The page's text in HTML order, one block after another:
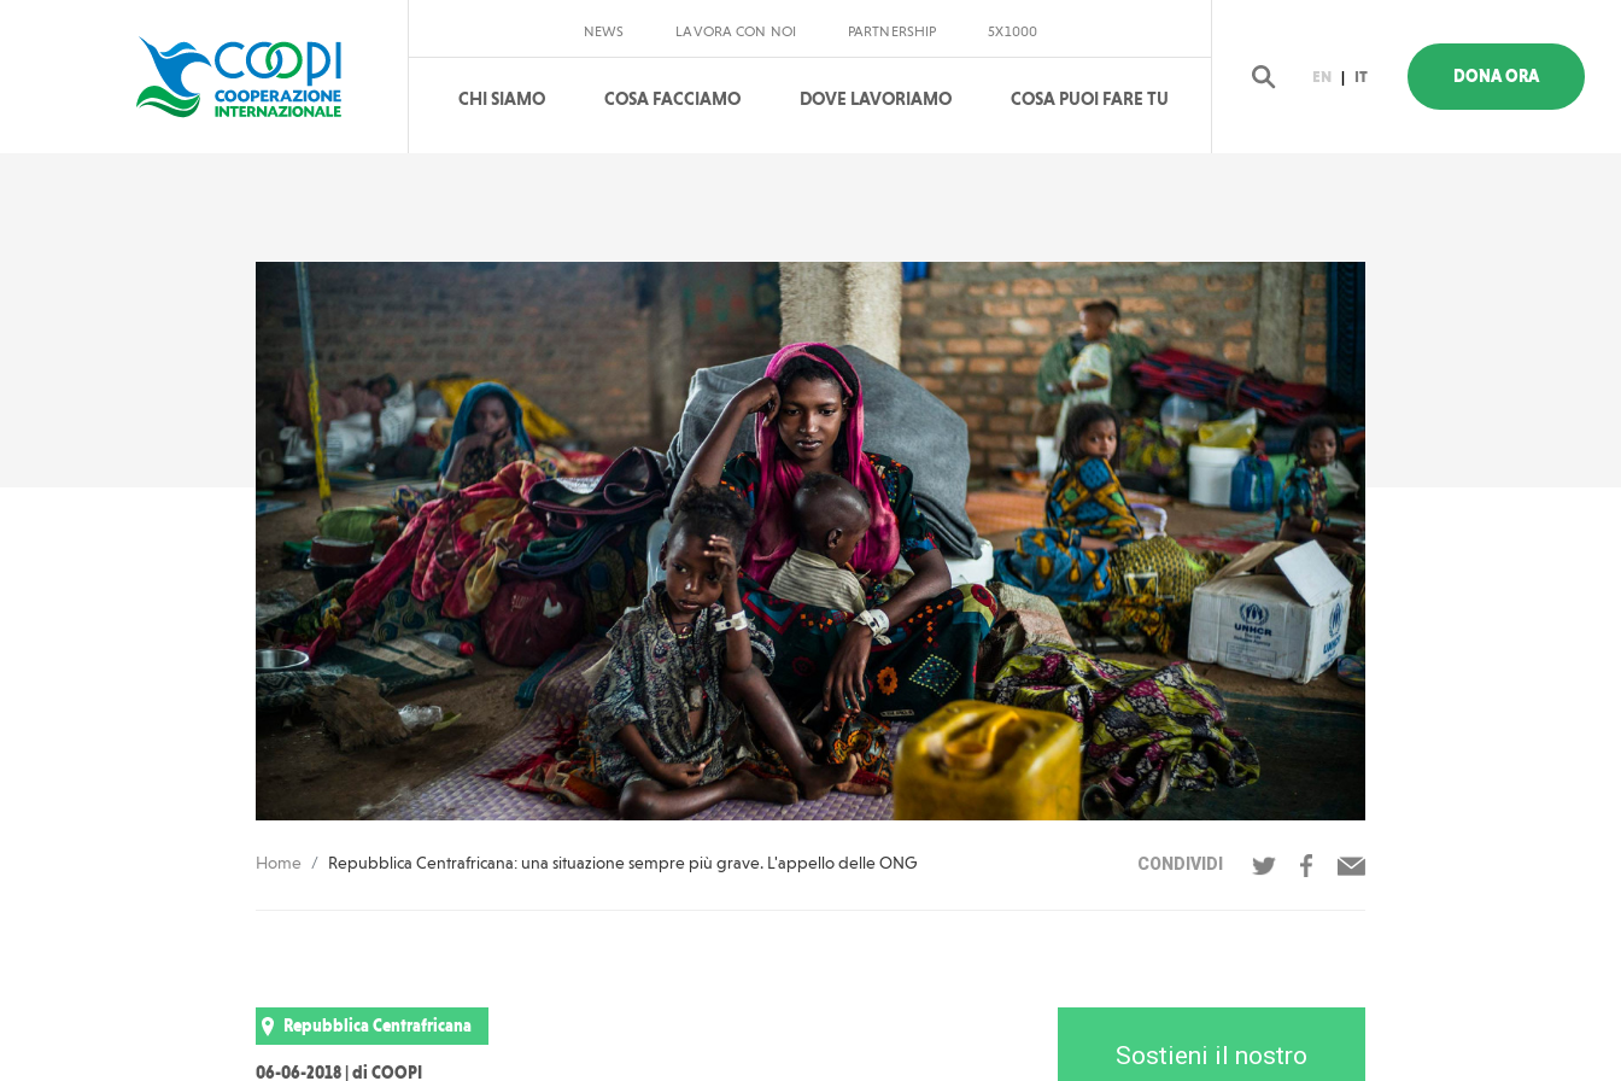
NEWS LAVORA CON NOI PARTNERSHIP 5X1000
CHI SIAMO COSA FACCIAMO DOVE LAVORIAMO COSA PUOI FARE TU
EN | IT DONA ORA
Home Repubblica Centrafricana: una situazione sempre più grave. L'appello delle ONG CONDIVIDI
Repubblica Centrafricana
06-06-2018 | di COOPI
Sostieni il nostro